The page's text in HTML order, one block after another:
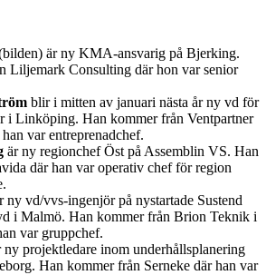
är ny KMA-ansvarig på Bjerking.
Liljemark Consulting där hon var senior
blir i mitten av januari nästa år ny vd för
i Linköping. Han kommer från Ventpartner
var entreprenadchef.
är ny regionchef Öst på Assemblin VS. Han
där han var operativ chef för region
ny vd/vvs-ingenjör på nystartade Sustend
i Malmö. Han kommer från Brion Teknik i
var gruppchef.
ny projektledare inom underhållsplanering
Han kommer från Serneke där han var